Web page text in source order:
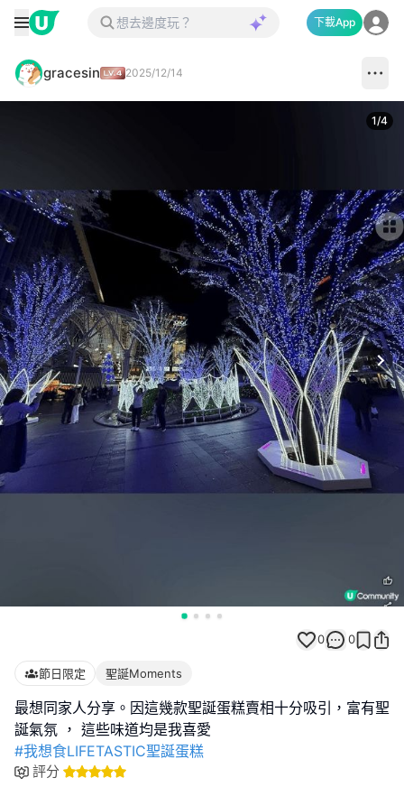
下載App
gracesin 2025/12/14
1/4
0 0
節日限定 聖誕Moments
最想同家人分享。因這幾款聖誕蛋糕賣相十分吸引，富有聖
#我想食LIFETASTIC聖誕蛋糕
評分